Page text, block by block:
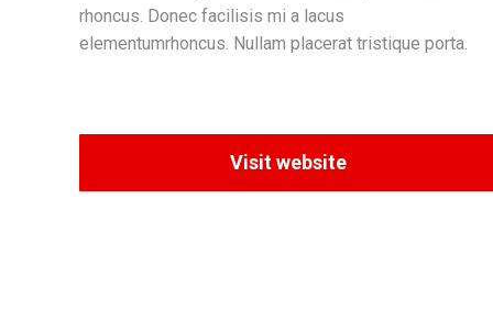
rhoncus. Donec facilisis mi a lacus
elementumrhoncus. Nullam placerat tristique porta.
Visit website